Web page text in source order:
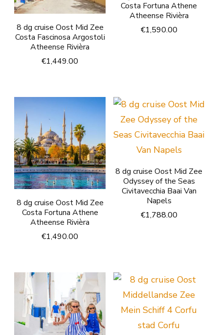
8 dg cruise Oost Mid Zee
Costa Fascinosa Argostoli
Atheense Rivièra
€1,449.00
Costa Fortuna Athene
Atheense Rivièra
€1,590.00
8 dg cruise Oost Mid Zee
Costa Fortuna Athene
Atheense Rivièra
€1,490.00
8 dg cruise Oost Mid Zee
Odyssey of the Seas
Civitavecchia Baai Van
Napels
€1,788.00